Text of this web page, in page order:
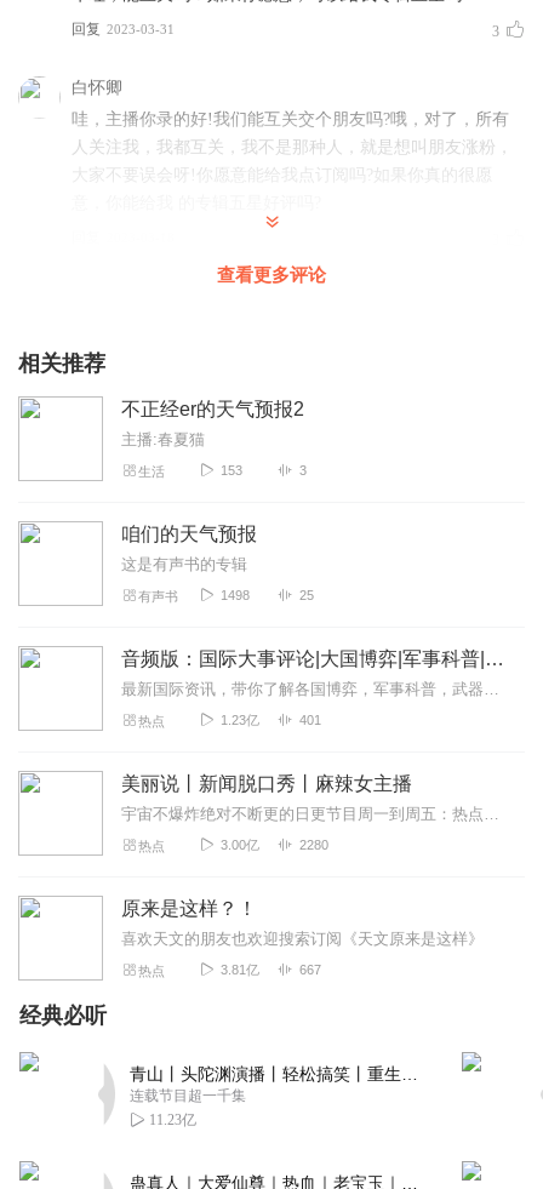
回复 2023-03-31 3
白怀卿
哇，主播你录的好!我们能互关交个朋友吗?哦，对了，所有
人关注我，我都互关，我不是那种人，就是想叫朋友涨粉，
大家不要误会呀!你愿意能给我点订阅吗?如果你真的很愿
回复
罗小黑_衿宝
哇哇哇！主播，录的好好啊！😄主播应该跟我岁数大差不差
😕我是自愧不如啊！😔
查看更多评论
相关推荐
不正经er的天气预报2
主播:春夏猫
生活 153 3
咱们的天气预报
这是有声书的专辑
有声书 1498 25
音频版：国际大事评论|大国博弈|军事科普|科技讲解
最新国际资讯，带你了解各国博弈，军事科普，武器博览。本专辑为听风的蚕原创专辑，本专辑将为您介绍军事科普和国际动态和热点大事，通过独家解读，为您理清热点之下的脉络...
热点 1.23亿 401
美丽说丨新闻脱口秀丨麻辣女主播
宇宙不爆炸绝对不断更的日更节目周一到周五：热点新闻一锅端周末：听众投稿话题探讨随便闲聊>>>不知道怎么进主播橱窗购买零食的点击我哟，点我点我！<<<马栏山...
热点 3.00亿 2280
原来是这样？！
喜欢天文的朋友也欢迎搜索订阅《天文原来是这样》
热点 3.81亿 667
经典必听
连载节目超一千集
11.23亿